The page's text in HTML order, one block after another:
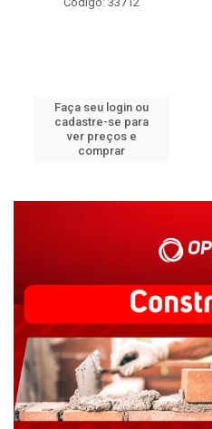
Faça seu login ou
cadastre-se para
ver preços e
comprar